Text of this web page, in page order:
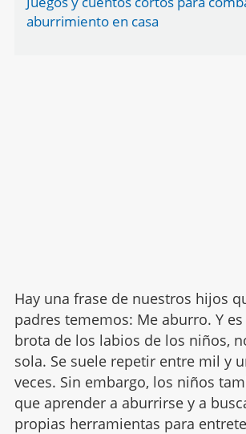
aburrimiento en casa
Hay una frase de nuestros hijos
padres tememos: Me aburro. Y
brota de los labios de los niños,
sola. Se suele repetir entre mil y
veces. Sin embargo, los niños
que aprender a aburrirse y a
propias herramientas para